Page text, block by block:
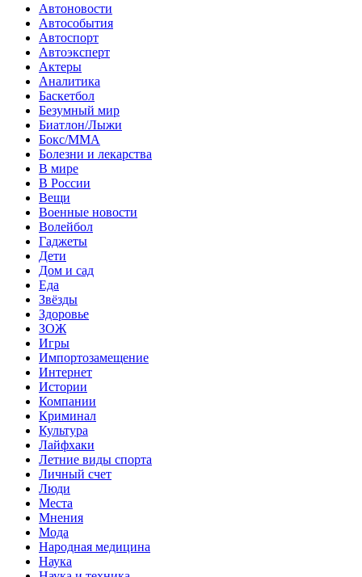
Автоновости
Автособытия
Автоспорт
Автоэксперт
Актеры
Аналитика
Баскетбол
Безумный мир
Биатлон/Лыжи
Бокс/MMA
Болезни и лекарства
В мире
В России
Вещи
Военные новости
Волейбол
Гаджеты
Дети
Дом и сад
Еда
Звёзды
Здоровье
ЗОЖ
Игры
Импортозамещение
Интернет
Истории
Компании
Криминал
Культура
Лайфхаки
Летние виды спорта
Личный счет
Люди
Места
Мнения
Мода
Народная медицина
Наука